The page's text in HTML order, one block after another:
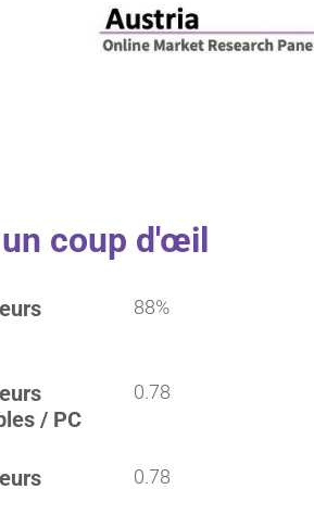
coup d'œil
88%
/ PC
0.78
0.78